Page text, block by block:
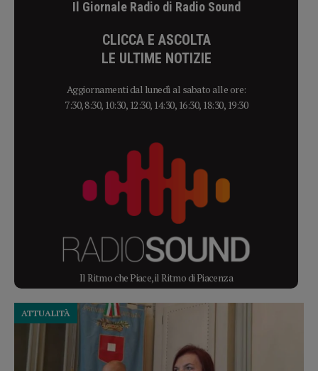
Il Giornale Radio di Radio Sound
CLICCA E ASCOLTA
LE ULTIME NOTIZIE
Aggiornamenti dal lunedì al sabato alle ore:
7:30, 8:30, 10:30, 12:30, 14:30, 16:30, 18:30, 19:30
Il Ritmo che Piace, il Ritmo di Piacenza
ATTUALITÀ